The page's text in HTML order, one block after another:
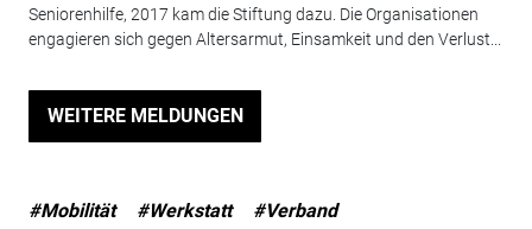
Seniorenhilfe, 2017 kam die Stiftung dazu. Die Organisationen
engagieren sich gegen Altersarmut, Einsamkeit und den Verlust...
WEITERE MELDUNGEN
#Mobilität #Werkstatt #Verband